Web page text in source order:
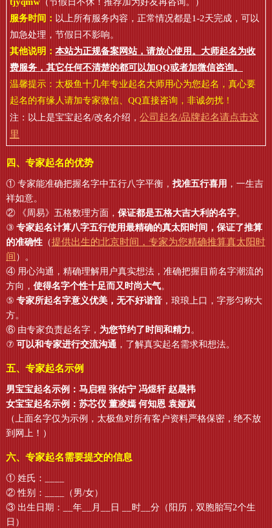
tjyqmw （节假日不休！推荐加为好友再咨询。）
服务时间： 以上所有服务内容，正常情况都是1-2天完成，可以
加急处理，节假日不影响。
其他说明： 本站为正规备案网站，请放心使用。大师起名为收
费服务，其它任何不清楚的都可以加QQ或者加微信咨询。
温馨提示：太极鱼十几年专业起名大师用心为您起名，真心要
起名的有缘人请加专家微信、QQ直接咨询，非诚勿扰！
注：以上是宝宝起名/改名介绍， 公司起名/品牌起名请点击这
里
四、专家起名的优势
① 专家能准确把握名字中五行八字平衡， 找准五行喜用 ，一生吉
祥如意。
② 《周易》五格数理方面， 保证都是五格大吉大利的名字。
③ 专家起名计算八字五行使用最精确的真太阳时间，保证了推算
的准确性 （提供出生的北京时间，专家为您精确推算真太阳时
间 ）。
④ 用心沟通，精确理解用户真实想法，准确把握目前名字潮流的
方向， 使得名字个性十足而又时尚大气。
⑤ 专家所起名字意义优美，无不好谐音 ，琅琅上口，字形匀称大
方。
⑥ 由专家负责起名字， 为您节约了时间和精力。
⑦ 可以和专家进行交流沟通 ，了解真实起名需求和想法。
五、专家起名示例
男宝宝起名示例：马启程 张佑宁 冯煜轩 赵晟祎
女宝宝起名示例：苏芯仪 董凌嫣 何知恩 袁娅岚
（上面名字仅为示例，太极鱼对所有客户资料严格保密，绝不放
到网上！）
六、专家起名需要提交的信息
① 姓氏：____
② 性别：____（男/女）
③ 出生日期：__年__月__日 __时__分（阳历，双胞胎写2个生
日）